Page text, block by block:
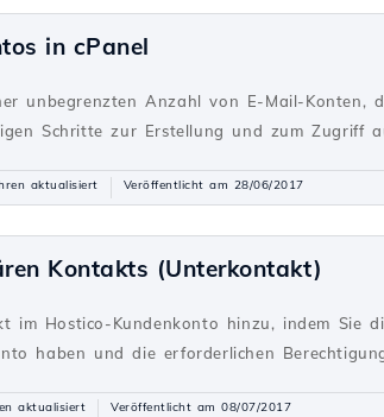
in cPanel
unbegrenzten Anzahl von E-Mail-Konten,
Schritte zur Erstellung und zum Zugriff
aktualisiert Veröffentlicht am 28/06/2017
Kontakts (Unterkontakt)
im Hostico-Kundenkonto hinzu, indem Sie
haben und die erforderlichen
aktualisiert Veröffentlicht am 08/07/2017